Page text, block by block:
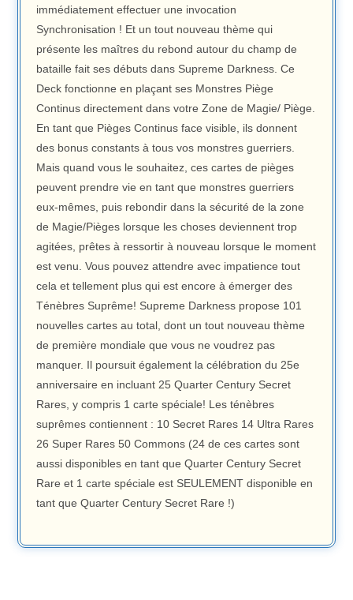
immédiatement effectuer une invocation
Synchronisation ! Et un tout nouveau thème qui
présente les maîtres du rebond autour du champ de
bataille fait ses débuts dans Supreme Darkness. Ce
Deck fonctionne en plaçant ses Monstres Piège
Continus directement dans votre Zone de Magie/ Piège.
En tant que Pièges Continus face visible, ils donnent
des bonus constants à tous vos monstres guerriers.
Mais quand vous le souhaitez, ces cartes de pièges
peuvent prendre vie en tant que monstres guerriers
eux-mêmes, puis rebondir dans la sécurité de la zone
de Magie/Pièges lorsque les choses deviennent trop
agitées, prêtes à ressortir à nouveau lorsque le moment
est venu. Vous pouvez attendre avec impatience tout
cela et tellement plus qui est encore à émerger des
Ténèbres Suprême! Supreme Darkness propose 101
nouvelles cartes au total, dont un tout nouveau thème
de première mondiale que vous ne voudrez pas
manquer. Il poursuit également la célébration du 25e
anniversaire en incluant 25 Quarter Century Secret
Rares, y compris 1 carte spéciale! Les ténèbres
suprêmes contiennent : 10 Secret Rares 14 Ultra Rares
26 Super Rares 50 Commons (24 de ces cartes sont
aussi disponibles en tant que Quarter Century Secret
Rare et 1 carte spéciale est SEULEMENT disponible en
tant que Quarter Century Secret Rare !)